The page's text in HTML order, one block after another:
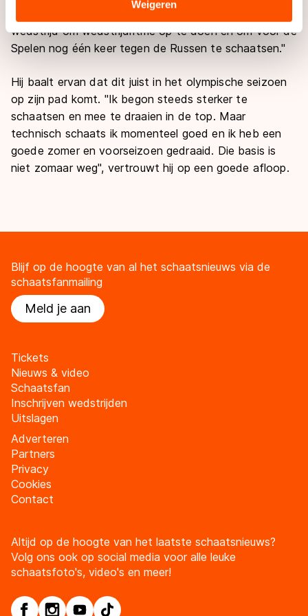
Sommige partners kunnen gegevens doorgeven aan
landen buiten de EU, zoals de VS, waar mogelijk geen
adequaat beschermingsniveau geldt volgens de GDPR.
Door op ‘Toestaan’ te klikken, stemt u in met deze
Weigeren
vanuit dat ik er dan weer bij ben. Dat is een belangrijke
wedstrijd om wedstrijdritme op te doen en om voor de
Spelen nog één keer tegen de Russen te schaatsen."
Hij baalt ervan dat dit juist in het olympische seizoen
op zijn pad komt. "Ik begon steeds sterker te
schaatsen en mee te draaien in de top. Maar
technisch schaats ik momenteel goed en ik heb een
goede zomer en voorseizoen gedraaid. Die basis is
niet zomaar weg", vertrouwt hij op een goede afloop.
Blijf op de hoogte van al het schaatsnieuws via de
schaatsfanmailing
Meld je aan
Tickets
Nieuws & video
Schaatsfan
Inschrijven wedstrijden
Uitslagen
Adverteren
Partners
Privacy
Cookies
Contact
Altijd op de hoogte van het laatste schaatsnieuws?
Volg ons ook op social media voor alle leuke
schaatsfoto's, video's en meer!